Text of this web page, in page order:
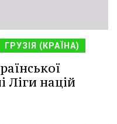
ГРУЗІЯ (КРАЇНА)
Ліги націй